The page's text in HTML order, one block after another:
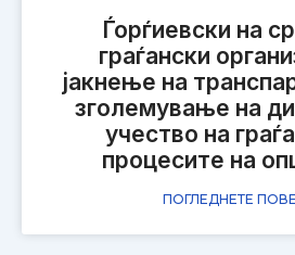
Ѓорѓиевски на
граѓански
јакнење на
зголемување на
учество на
процесите на
ПОГЛЕДНЕТЕ